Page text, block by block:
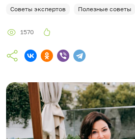
Советы экспертов Полезные советы
1570